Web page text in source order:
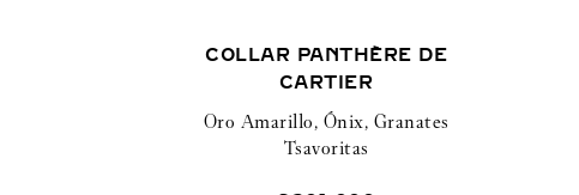
COLLAR PANTHÈRE DE
CARTIER
Oro Amarillo, Ónix, Granates
Tsavoritas